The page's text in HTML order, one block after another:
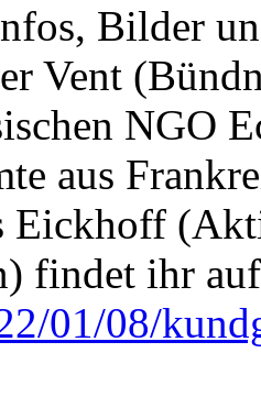
Bilder
Vent
NGO
aus
Eickhoff
findet ihr
01/08/